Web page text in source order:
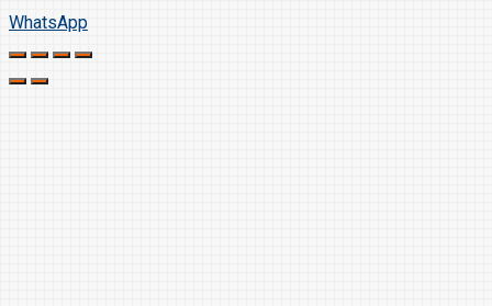
WhatsApp